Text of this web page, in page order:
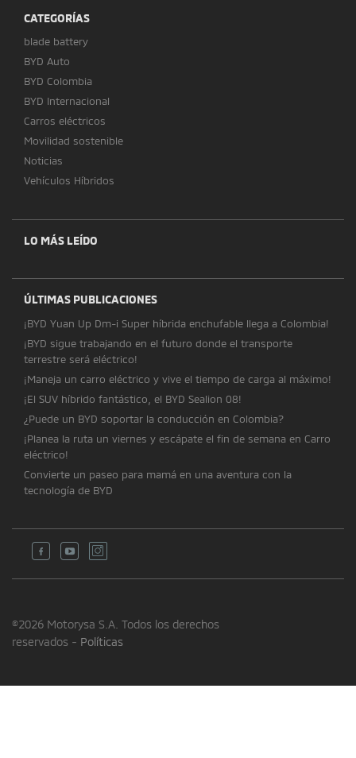
CATEGORÍAS
blade battery
BYD Auto
BYD Colombia
BYD Internacional
Carros eléctricos
Movilidad sostenible
Noticias
Vehículos Híbridos
LO MÁS LEÍDO
ÚLTIMAS PUBLICACIONES
¡BYD Yuan Up Dm-i Super híbrida enchufable llega a Colombia!
¡BYD sigue trabajando en el futuro donde el transporte
terrestre será eléctrico!
¡Maneja un carro eléctrico y vive el tiempo de carga al máximo!
¡El SUV híbrido fantástico, el BYD Sealion 08!
¿Puede un BYD soportar la conducción en Colombia?
¡Planea la ruta un viernes y escápate el fin de semana en Carro
eléctrico!
Convierte un paseo para mamá en una aventura con la
tecnología de BYD
©2026 Motorysa S.A. Todos los derechos
reservados - Políticas